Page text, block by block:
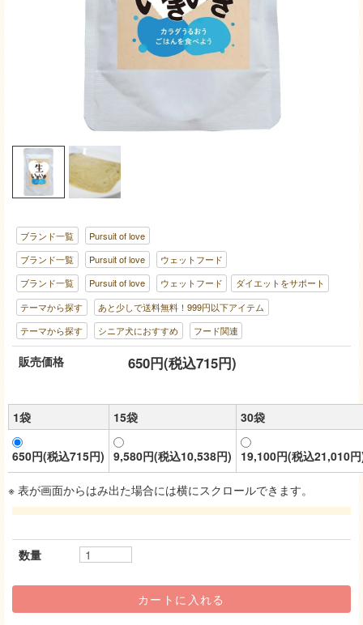
ブランド一覧
Pursuit of love
ブランド一覧
Pursuit of love
ウェットフード
ブランド一覧
Pursuit of love ウェットフード
ダイエットをサポート
テーマから探す
あと少しで送料無料！999円以下アイテム
テーマから探す
シニア犬におすすめ フード関連
販売価格 650円(税込715円)
1袋 15袋 30袋
650円(税込715円) 9,580円(税込10,538円) 19,100円(税込21,010
※ 表が画面からはみ出た場合には横にスクロールできます。
数量